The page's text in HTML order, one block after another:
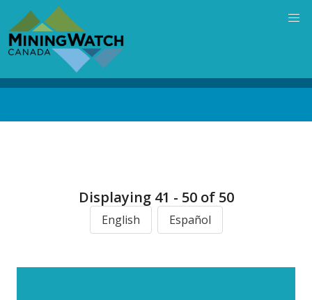
main
content
Displaying 41 - 50 of 50
English Español